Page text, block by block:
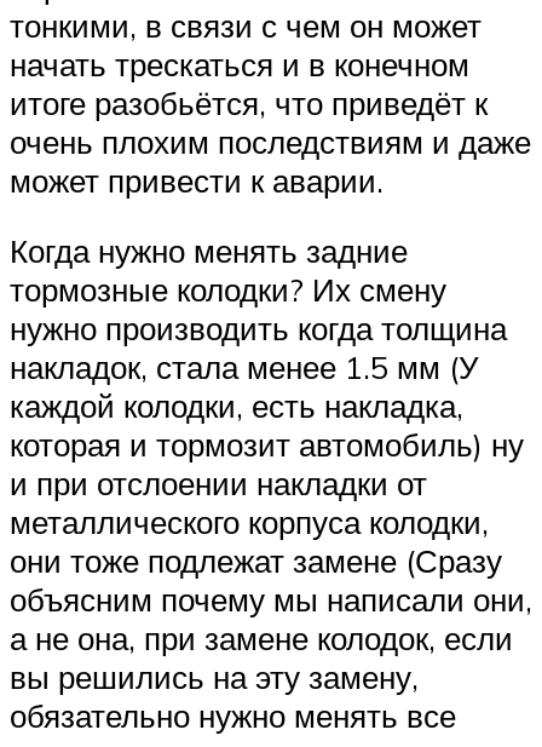
тонкими, в связи с чем он может
начать трескаться и в конечном
итоге разобьётся, что приведёт к
очень плохим последствиям и даже
может привести к аварии.
Когда нужно менять задние
тормозные колодки? Их смену
нужно производить когда толщина
накладок, стала менее 1.5 мм (У
каждой колодки, есть накладка,
которая и тормозит автомобиль) ну
и при отслоении накладки от
металлического корпуса колодки,
они тоже подлежат замене (Сразу
объясним почему мы написали они,
а не она, при замене колодок, если
вы решились на эту замену,
обязательно нужно менять все